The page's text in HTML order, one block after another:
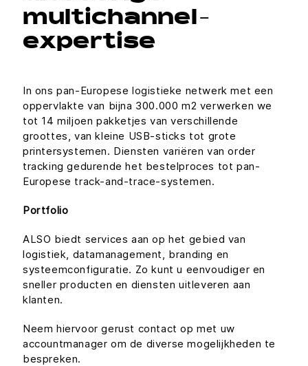
multichannel-
expertise
In ons pan-Europese logistieke netwerk met een
oppervlakte van bijna 300.000 m2 verwerken we
tot 14 miljoen pakketjes van verschillende
groottes, van kleine USB-sticks tot grote
printersystemen. Diensten variëren van order
tracking gedurende het bestelproces tot pan-
Europese track-and-trace-systemen.
Portfolio
ALSO biedt services aan op het gebied van
logistiek, datamanagement, branding en
systeemconfiguratie. Zo kunt u eenvoudiger en
sneller producten en diensten uitleveren aan
klanten.
Neem hiervoor gerust contact op met uw
accountmanager om de diverse mogelijkheden te
bespreken.